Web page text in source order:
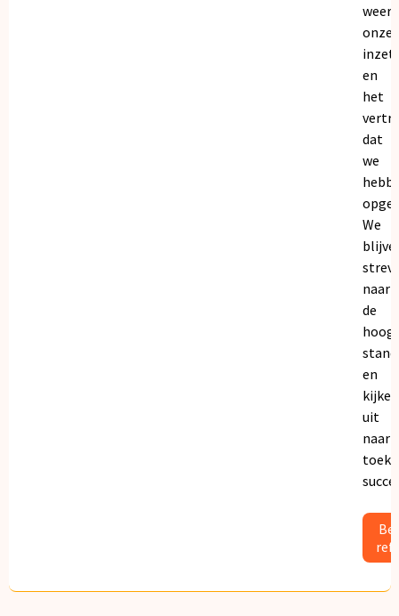
onze
inzet
en
het
dat
we
We
naar
de
en
kijken
uit
naar